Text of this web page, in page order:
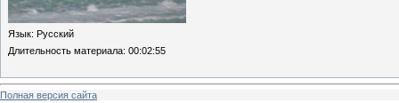
Язык: Русский
Длительность материала: 00:02:55
Полная версия сайта